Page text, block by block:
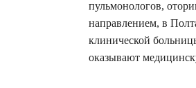
пульмонологов,
направлением, в
клинической
оказывают